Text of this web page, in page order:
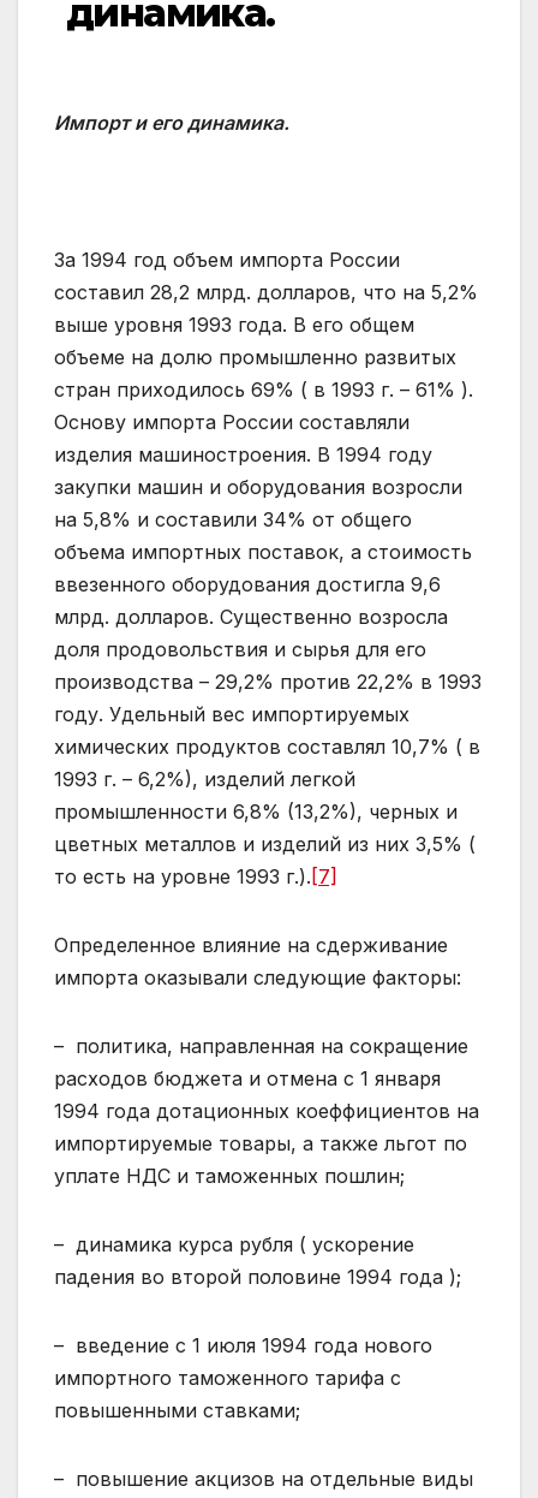
динамика.
Импорт и его динамика.
За 1994 год объем импорта России
составил 28,2 млрд. долларов, что на 5,2%
выше уровня 1993 года. В его общем
объеме на долю промышленно развитых
стран приходилось 69% ( в 1993 г. – 61% ).
Основу импорта России составляли
изделия машиностроения. В 1994 году
закупки машин и оборудования возросли
на 5,8% и составили 34% от общего
объема импортных поставок, а стоимость
ввезенного оборудования достигла 9,6
млрд. долларов. Существенно возросла
доля продовольствия и сырья для его
производства – 29,2% против 22,2% в 1993
году. Удельный вес импортируемых
химических продуктов составлял 10,7% ( в
1993 г. – 6,2%), изделий легкой
промышленности 6,8% (13,2%), черных и
цветных металлов и изделий из них 3,5% (
то есть на уровне 1993 г.). [7]
Определенное влияние на сдерживание
импорта оказывали следующие факторы:
– политика, направленная на сокращение
расходов бюджета и отмена с 1 января
1994 года дотационных коеффициентов на
импортируемые товары, а также льгот по
уплате НДС и таможенных пошлин;
– динамика курса рубля ( ускорение
падения во второй половине 1994 года );
– введение с 1 июля 1994 года нового
импортного таможенного тарифа с
повышенными ставками;
– повышение акцизов на отдельные виды